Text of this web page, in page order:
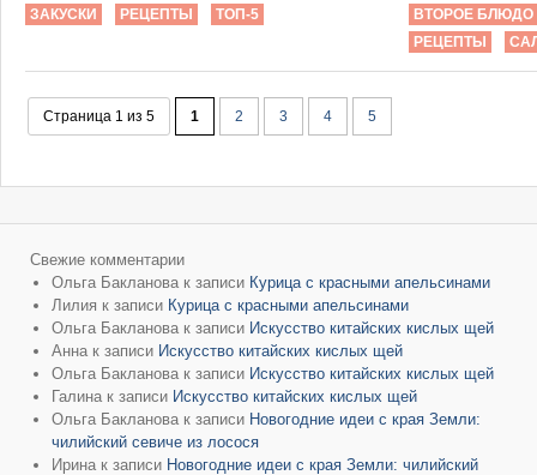
ЗАКУСКИ РЕЦЕПТЫ ТОП-5
ВТОРОЕ БЛЮДО
РЕЦЕПТЫ
Страница 1 из 5 1 2 3 4 5
Свежие комментарии
Ольга Бакланова к записи Курица с красными апельсинами
Лилия к записи Курица с красными апельсинами
Ольга Бакланова к записи Искусство китайских кислых щей
Анна к записи Искусство китайских кислых щей
Ольга Бакланова к записи Искусство китайских кислых щей
Галина к записи Искусство китайских кислых щей
Ольга Бакланова к записи Новогодние идеи с края Земли:
чилийский севиче из лосося
Ирина к записи Новогодние идеи с края Земли: чилийский